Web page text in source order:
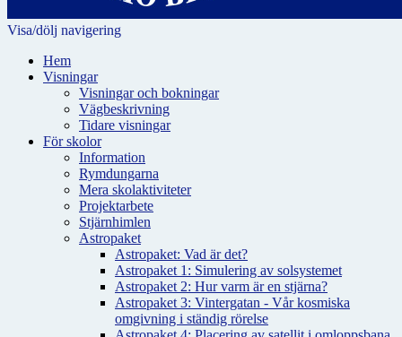
Visa/dölj navigering
Hem
Visningar
Visningar och bokningar
Vägbeskrivning
Tidare visningar
För skolor
Information
Rymdungarna
Mera skolaktiviteter
Projektarbete
Stjärnhimlen
Astropaket
Astropaket: Vad är det?
Astropaket 1: Simulering av solsystemet
Astropaket 2: Hur varm är en stjärna?
Astropaket 3: Vintergatan - Vår kosmiska
omgivning i ständig rörelse